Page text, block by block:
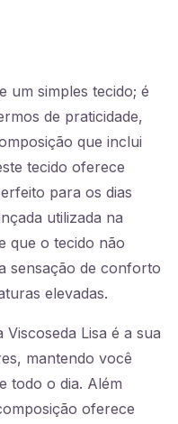
um simples tecido; é
de praticidade,
que inclui
tecido oferece
para os dias
utilizada na
que o tecido não
sensação de conforto
elevadas.
Lisa é a sua
mantendo você
todo o dia. Além
oferece